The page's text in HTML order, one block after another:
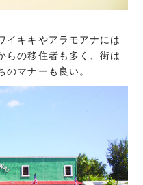
イキキやアラモアナには
らの移住者も多く、街は
マナーも良い。